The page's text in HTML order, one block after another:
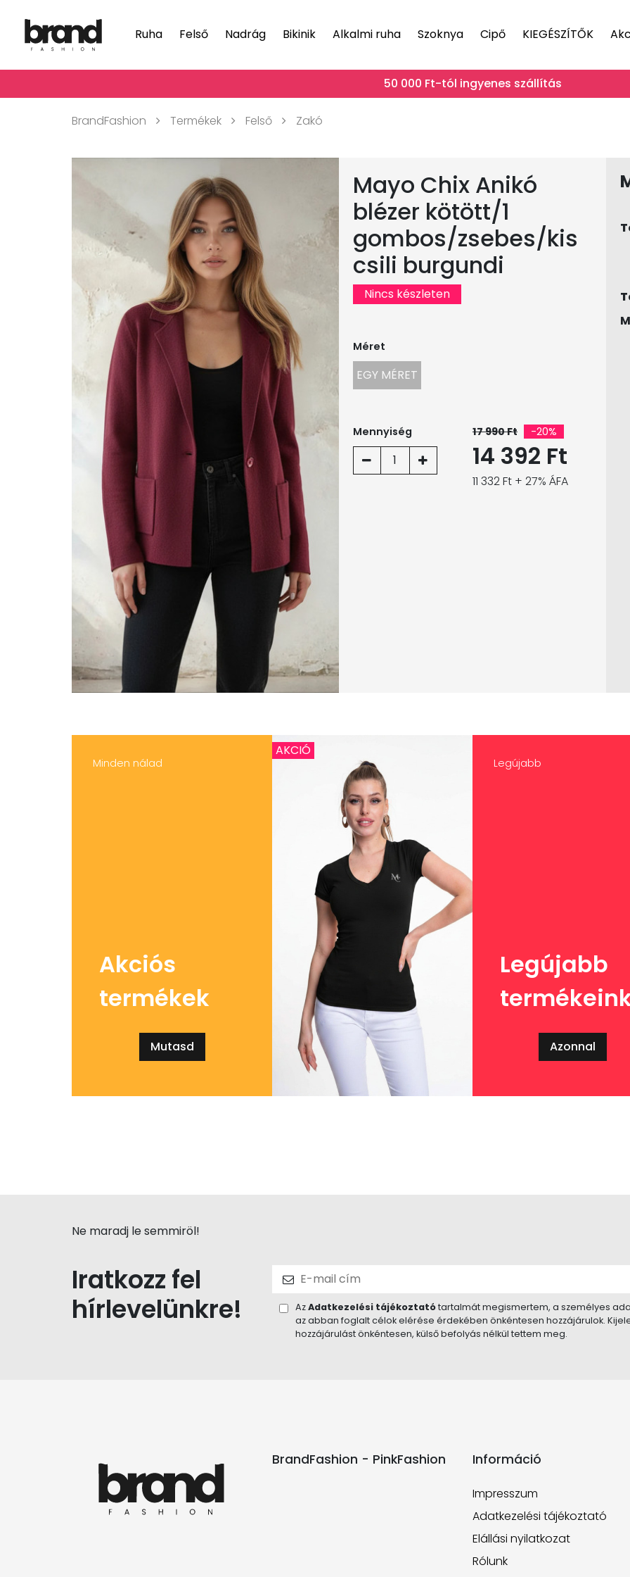
Ruha Felső Nadrág Bikinik Alkalmi ruha Szoknya Cipő KIEGÉSZÍTŐK
50 000 Ft-tól ingyenes szállítás
BrandFashion Termékek Felső Zakó
Mayo Chix Anikó
blézer kötött/1
gombos/zsebes/kis
csili burgundi
Nincs készleten
Méret
EGY MÉRET
Mennyiség
1
17 990 Ft -20%
14 392 Ft
11 332 Ft + 27% ÁFA
Minden nálad
Akciós
termékek
Mutasd
AKCIÓ
Legújabb
Legújabb
Azonnal
Ne maradj le semmiröl!
Iratkozz fel
hírlevelünkre!
AzAdatkezelési tájékoztatótartalmát megismertem, a személyes
az abban foglalt célok elérése érdekében önkéntesen hozzájárulok.
hozzájárulást önkéntesen, külső befolyás nélkül tettem meg.
BrandFashion - PinkFashion Információ
Impresszum
Adatkezelési tájékoztató
Elállási nyilatkozat
Rólunk